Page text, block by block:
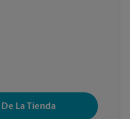
La Tienda